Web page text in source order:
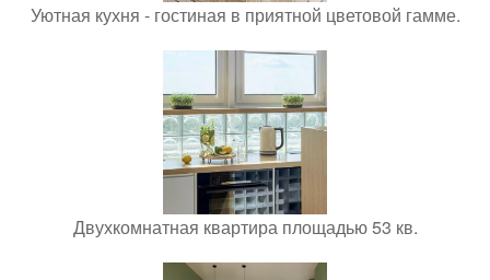
Уютная кухня - гостиная в приятной цветовой гамме.
Двухкомнатная квартира площадью 53 кв.